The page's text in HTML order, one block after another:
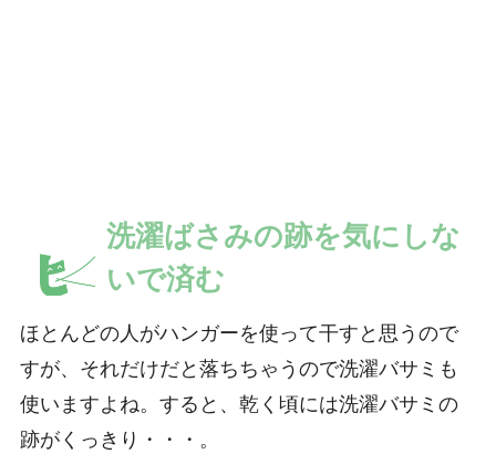
洗濯ばさみの跡を気にしな
いで済む
ほとんどの人がハンガーを使って干すと思うので
すが、それだけだと落ちちゃうので洗濯バサミも
使いますよね。すると、乾く頃には洗濯バサミの
跡がくっきり・・・。